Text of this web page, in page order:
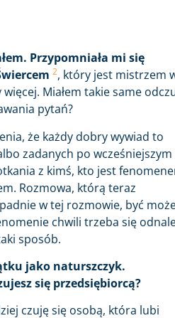
Przypomniała mi się
2, który jest mistrzem
Miałem takie same
pytań?
że każdy dobry wywiad to
zadanych po wcześniejszym
z kimś, kto jest
Rozmowa, którą teraz
w tej rozmowie, być
chwili trzeba się
sposób.
jako naturszczyk.
się przedsiębiorcą?
czuję się osobą, która lubi